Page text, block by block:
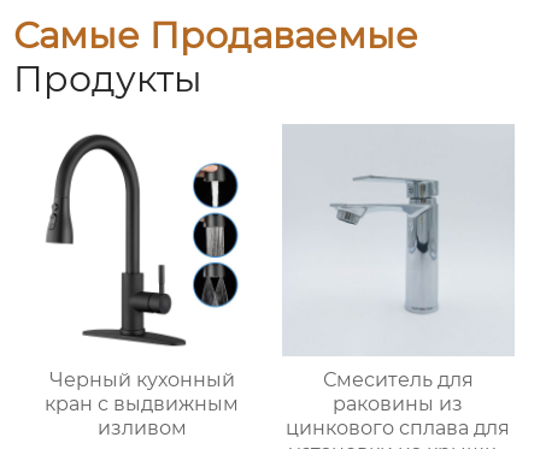
Самые Продаваемые
Продукты
Черный кухонный
кран с выдвижным
изливом
Смеситель для
раковины из
цинкового сплава для